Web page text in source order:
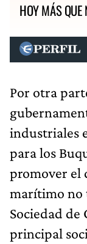
HOY MÁS QUE
Por otra
industriales
para los
promover el
marítimo no
Sociedad de
principal